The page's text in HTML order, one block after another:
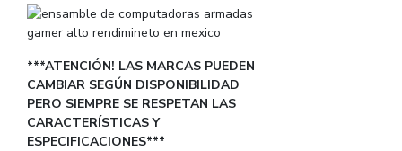
***ATENCIÓN! LAS MARCAS PUEDEN
CAMBIAR SEGÚN DISPONIBILIDAD
PERO SIEMPRE SE RESPETAN LAS
CARACTERÍSTICAS Y
ESPECIFICACIONES***